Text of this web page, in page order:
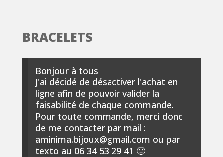
BRACELETS
Bonjour à tous
J'ai décidé de désactiver l'achat en
ligne afin de pouvoir valider la
faisabilité de chaque commande.
Pour toute commande, merci donc
de me contacter par mail :
aminima.bijoux@gmail.com ou par
texto au 06 34 53 29 41 🙂